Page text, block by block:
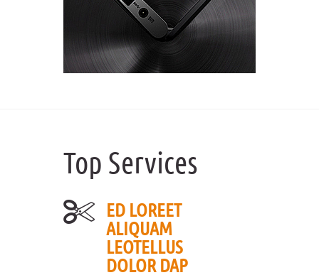
Top Services
ED LOREET
ALIQUAM
LEOTELLUS
DOLOR DAP